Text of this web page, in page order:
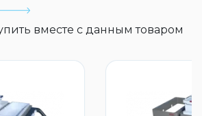
вместе с данным товаром